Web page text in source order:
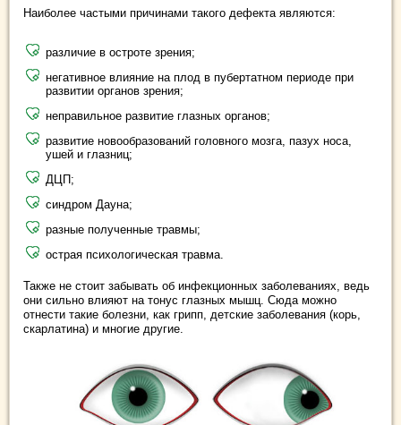
Наиболее частыми причинами такого дефекта являются:
различие в остроте зрения;
негативное влияние на плод в пубертатном периоде при
развитии органов зрения;
неправильное развитие глазных органов;
развитие новообразований головного мозга, пазух носа,
ушей и глазниц;
ДЦП;
синдром Дауна;
разные полученные травмы;
острая психологическая травма.
Также не стоит забывать об инфекционных заболеваниях, ведь
они сильно влияют на тонус глазных мышц. Сюда можно
отнести такие болезни, как грипп, детские заболевания (корь,
скарлатина) и многие другие.